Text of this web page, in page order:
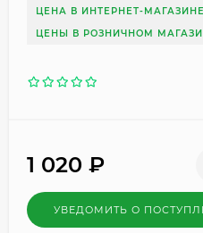
ЦЕНА В ИНТЕРНЕТ-
ЦЕНЫ В РОЗНИЧНОМ
1 020 ₽
УВЕДОМИТЬ О